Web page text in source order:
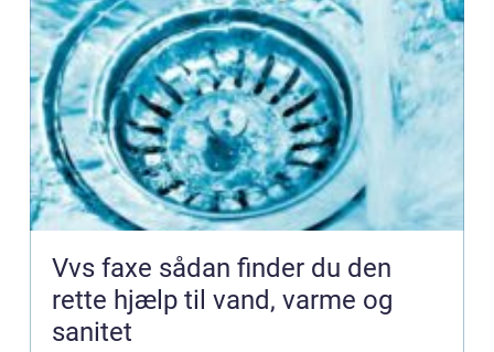
Vvs faxe sådan finder du den
rette hjælp til vand, varme og
sanitet